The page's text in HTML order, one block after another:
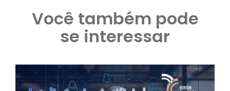
Você também pode
se interessar